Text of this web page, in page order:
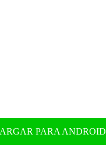
PARA ANDROID